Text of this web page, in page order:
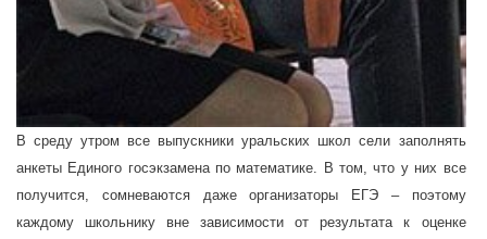
В среду утром все выпускники уральских школ сели заполнять
анкеты Единого госэкзамена по математике. В том, что у них все
получится, сомневаются даже организаторы ЕГЭ – поэтому
каждому школьнику вне зависимости от результата к оценке